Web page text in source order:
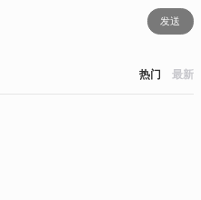
发送
热门 最新